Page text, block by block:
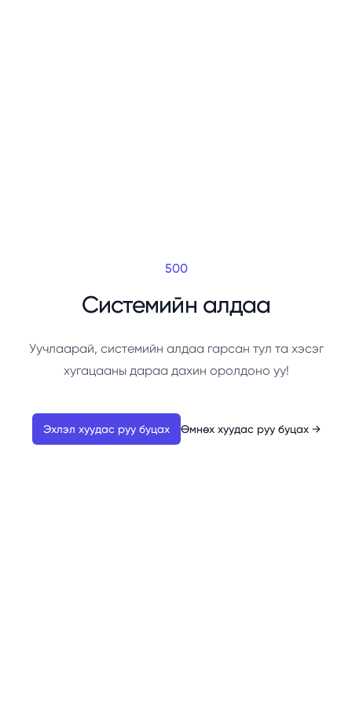
500
Системийн алдаа
Уучлаарай, системийн алдаа гарсан тул та хэсэг
хугацааны дараа дахин оролдоно уу!
Эхлэл хуудас руу буцах Өмнөх хуудас руу буцах →